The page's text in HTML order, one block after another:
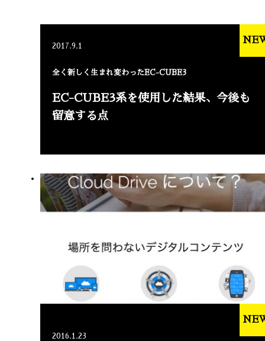
2017.9.1
全く新しく生まれ変わったEC-CUBE3
EC-CUBE3系を使用した結果、今後も
留意する点
2016.1.23